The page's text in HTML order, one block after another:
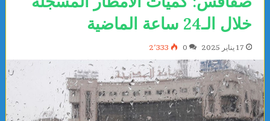
خلال الـ24 ساعة الماضية
17 يناير 2025 0 2٬333